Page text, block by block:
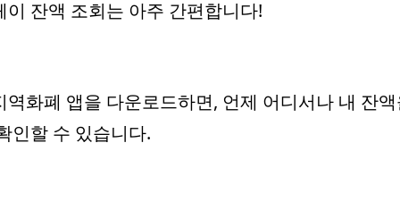
이 잔액 조회는 아주 간편합니다!
역화폐 앱을 다운로드하면, 언제 어디서나 내 잔
인할 수 있습니다.